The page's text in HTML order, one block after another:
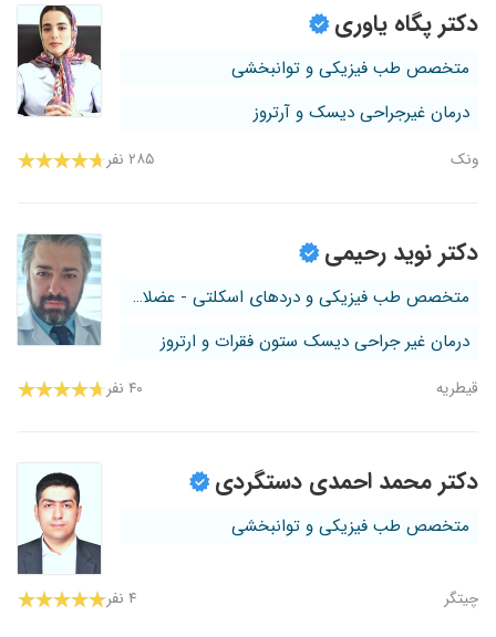
دکتر پگاه یاوری
متخصص طب فیزیکی و توانبخشی
درمان غیرجراحی دیسک و آرتروز
ونک ۲۸۵ نفر
دکتر نوید رحیمی
متخصص طب فیزیکی و دردهای اسکلتی - عضلانی
درمان غیر جراحی دیسک ستون فقرات و ارتروز
قیطریه ۴۰ نفر
دکتر محمد احمدی دستگردی
متخصص طب فیزیکی و توانبخشی
چیتگر ۴ نفر